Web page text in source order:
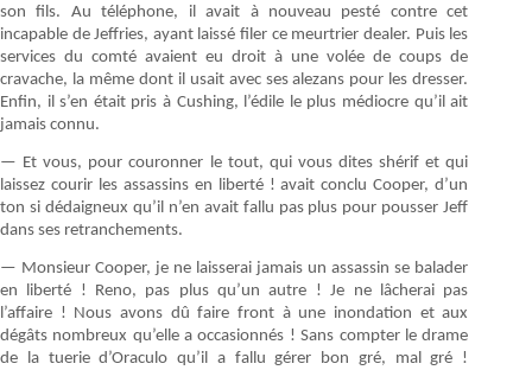
son fils. Au téléphone, il avait à nouveau pesté contre cet
incapable de Jeffries, ayant laissé filer ce meurtrier dealer. Puis les
services du comté avaient eu droit à une volée de coups de
cravache, la même dont il usait avec ses alezans pour les dresser.
Enfin, il s’en était pris à Cushing, l’édile le plus médiocre qu’il ait
jamais connu.
— Et vous, pour couronner le tout, qui vous dites shérif et qui
laissez courir les assassins en liberté ! avait conclu Cooper, d’un
ton si dédaigneux qu’il n’en avait fallu pas plus pour pousser Jeff
dans ses retranchements.
— Monsieur Cooper, je ne laisserai jamais un assassin se balader
en liberté ! Reno, pas plus qu’un autre ! Je ne lâcherai pas
l’affaire ! Nous avons dû faire front à une inondation et aux
dégâts nombreux qu’elle a occasionnés ! Sans compter le drame
de la tuerie d’Oraculo qu’il a fallu gérer bon gré, mal gré !